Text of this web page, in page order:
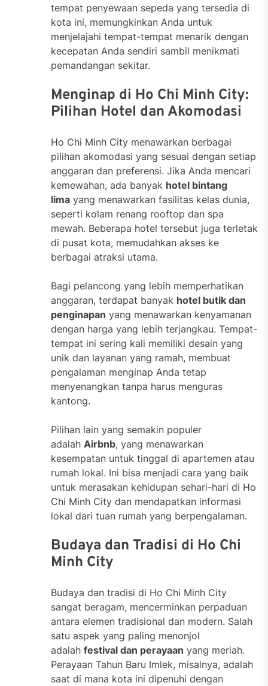
tempat penyewaan sepeda yang tersedia di
kota ini, memungkinkan Anda untuk
menjelajahi tempat-tempat menarik dengan
kecepatan Anda sendiri sambil menikmati
pemandangan sekitar.
Menginap di Ho Chi Minh City:
Pilihan Hotel dan Akomodasi
Ho Chi Minh City menawarkan berbagai
pilihan akomodasi yang sesuai dengan setiap
anggaran dan preferensi. Jika Anda mencari
kemewahan, ada banyak hotel bintang
lima yang menawarkan fasilitas kelas dunia,
seperti kolam renang rooftop dan spa
mewah. Beberapa hotel tersebut juga terletak
di pusat kota, memudahkan akses ke
berbagai atraksi utama.
Bagi pelancong yang lebih memperhatikan
anggaran, terdapat banyak hotel butik dan
penginapan yang menawarkan kenyamanan
dengan harga yang lebih terjangkau. Tempat-
tempat ini sering kali memiliki desain yang
unik dan layanan yang ramah, membuat
pengalaman menginap Anda tetap
menyenangkan tanpa harus menguras
kantong.
Pilihan lain yang semakin populer
adalah Airbnb, yang menawarkan
kesempatan untuk tinggal di apartemen atau
rumah lokal. Ini bisa menjadi cara yang baik
untuk merasakan kehidupan sehari-hari di Ho
Chi Minh City dan mendapatkan informasi
lokal dari tuan rumah yang berpengalaman.
Budaya dan Tradisi di Ho Chi
Minh City
Budaya dan tradisi di Ho Chi Minh City
sangat beragam, mencerminkan perpaduan
antara elemen tradisional dan modern. Salah
satu aspek yang paling menonjol
adalah festival dan perayaan yang meriah.
Perayaan Tahun Baru Imlek, misalnya, adalah
saat di mana kota ini dipenuhi dengan